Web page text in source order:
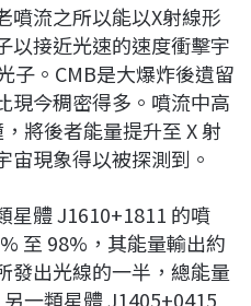
噴流之所以能以X射線形
以接近光速的速度衝擊宇
子。CMB是大爆炸後遺留
現今稠密得多。噴流中高
將後者能量提升至 X 射
宙現象得以被探測到。
星體 J1610+1811 的噴
至 98%，其能量輸出約
發出光線的一半，總能量
一類星體 J1405+0415